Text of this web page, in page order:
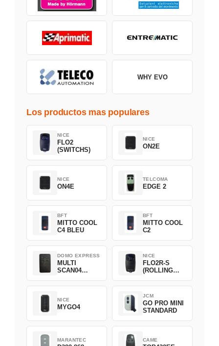
WHY EVO
Los productos mas populares
NICE
FLO2
(SWITCHS)
NICE
ON2E
NICE
ON4E
TELCOMA
EDGE 2
BFT
MITTO COOL
C4 BLEU
BFT
MITTO COOL
C2
DOMO EXPRESS
MULTI
SCAN04
NICE
FLO2R-S
(ROLLING
NICE
MYGO4
JCM
GO PRO MINI
STANDARD
MARANTEC CAME